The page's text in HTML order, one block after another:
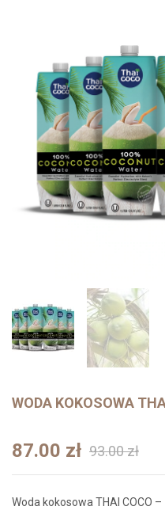
WODA KOKOSOWA
93.00zł
87.00 zł
Woda kokosowa THAI COCO –